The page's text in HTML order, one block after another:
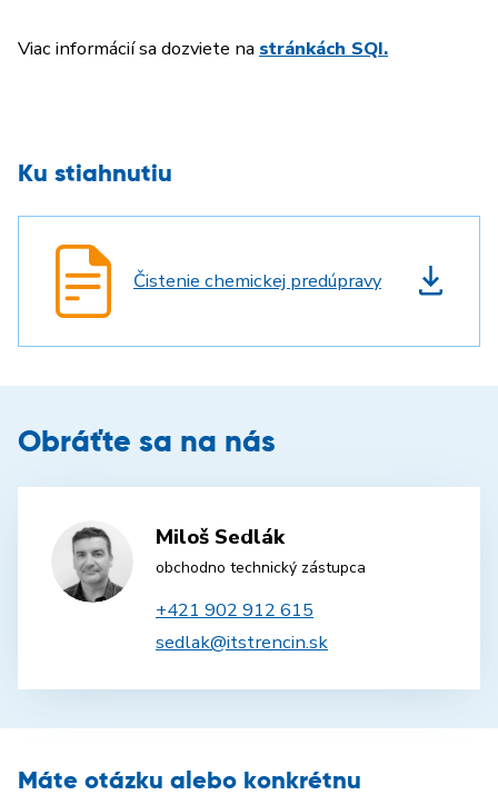
Viac informácií sa dozviete na stránkách SQI.
Ku stiahnutiu
Čistenie chemickej predúpravy
Obráťte sa na nás
Miloš Sedlák
obchodno technický zástupca
+421 902 912 615
sedlak@itstrencin.sk
Máte otázku alebo konkrétnu